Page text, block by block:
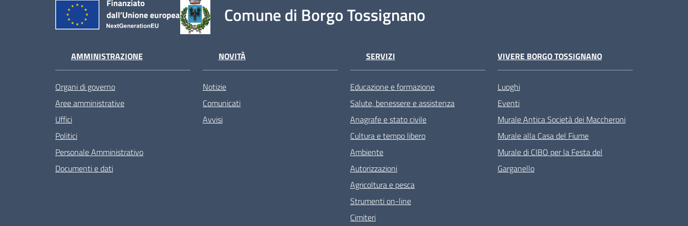
Comune di Borgo Tossignano
AMMINISTRAZIONE
Organi di governo
Aree amministrative
Uffici
Politici
Personale Amministrativo
Documenti e dati
NOVITÀ
Notizie
Comunicati
Avvisi
SERVIZI
Educazione e formazione
Salute, benessere e assistenza
Anagrafe e stato civile
Cultura e tempo libero
Ambiente
Autorizzazioni
Agricoltura e pesca
Strumenti on-line
Cimiteri
VIVERE BORGO TOSSIGNANO
Luoghi
Eventi
Murale Antica Società dei Maccheroni
Murale alla Casa del Fiume
Murale di CIBO per la Festa del
Garganello